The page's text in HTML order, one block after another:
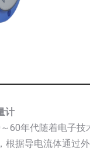
计
60年代随着电子
据导电流体通过